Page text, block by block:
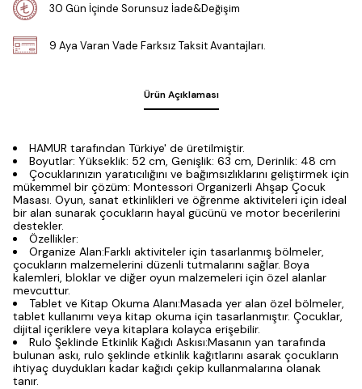
30 Gün İçinde Sorunsuz İade&Değişim
9 Aya Varan Vade Farksız Taksit Avantajları.
Ürün Açıklaması
HAMUR tarafından Türkiye' de üretilmiştir.
Boyutlar: Yükseklik: 52 cm, Genişlik: 63 cm, Derinlik: 48 cm
Çocuklarınızın yaratıcılığını ve bağımsızlıklarını geliştirmek için
mükemmel bir çözüm: Montessori Organizerli Ahşap Çocuk
Masası. Oyun, sanat etkinlikleri ve öğrenme aktiviteleri için ideal
bir alan sunarak çocukların hayal gücünü ve motor becerilerini
destekler.
Özellikler:
Organize Alan:Farklı aktiviteler için tasarlanmış bölmeler,
çocukların malzemelerini düzenli tutmalarını sağlar. Boya
kalemleri, bloklar ve diğer oyun malzemeleri için özel alanlar
mevcuttur.
Tablet ve Kitap Okuma Alanı:Masada yer alan özel bölmeler,
tablet kullanımı veya kitap okuma için tasarlanmıştır. Çocuklar,
dijital içeriklere veya kitaplara kolayca erişebilir.
Rulo Şeklinde Etkinlik Kağıdı Askısı:Masanın yan tarafında
bulunan askı, rulo şeklinde etkinlik kağıtlarını asarak çocukların
ihtiyaç duydukları kadar kağıdı çekip kullanmalarına olanak
tanır.